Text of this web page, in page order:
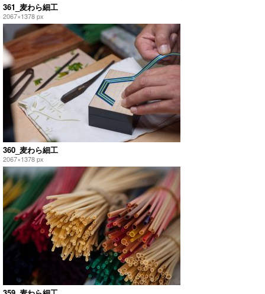
361_麦わら細工
2067×1378 px
360_麦わら細工
2067×1378 px